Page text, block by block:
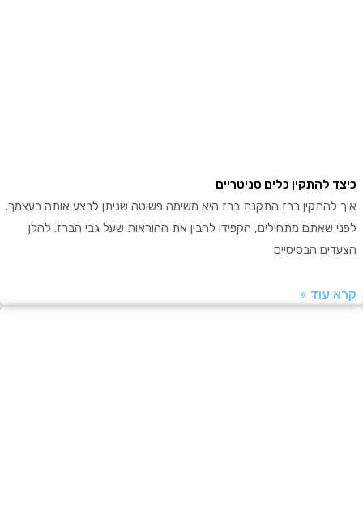
להתקין כלים סניטריים
ברז התקנת ברז היא משימה פשוטה שניתן לבצע אותה בעצמך.
שאתם מתחילים, הקפידו להבין את ההוראות שעל גבי הברז. להלן
הבסיסיים
»